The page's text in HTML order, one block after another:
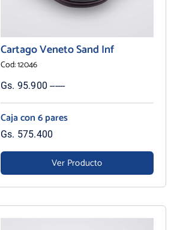
Cartago Veneto Sand Inf
Cod: 12046
Gs. 95.900 ------
Caja con 6 pares
Gs. 575.400
Ver Producto